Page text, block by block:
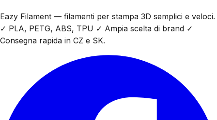
Eazy Filament — filamenti per stampa 3D semplici e veloci.
✓ PLA, PETG, ABS, TPU ✓ Ampia scelta di brand ✓
Consegna rapida in CZ e SK.